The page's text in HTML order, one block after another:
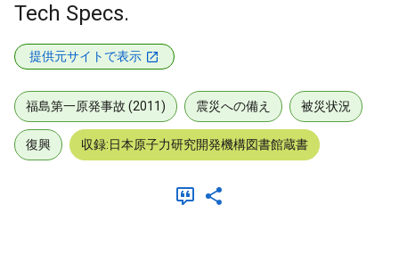
Tech Specs.
提供元サイトで表示
福島第一原発事故 (2011) 震災への備え 被災状況
復興 収録:日本原子力研究開発機構図書館蔵書